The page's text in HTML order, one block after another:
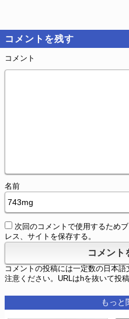
コメントを残す
コメント
名前
次回のコメントで使用するため
レス、サイトを保存する。
コメントの投稿には一定数の日本
注意ください。URLはhを抜いて投
もっと